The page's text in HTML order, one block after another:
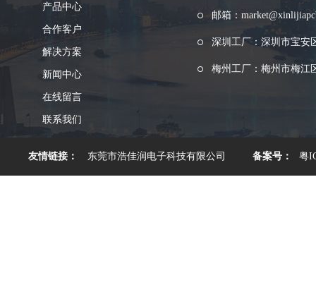
产品中心
合作客户
解决方案
新闻中心
在线留言
联系我们
邮箱：
深圳工厂：深圳市宝安
梅州工厂：梅州市梅江
友情链接： 东莞市浩佳润电子科技有限公司 备案号： 粤